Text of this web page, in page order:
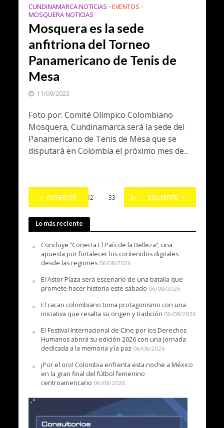
CUNDINAMARCA NOTICIAS • EVENTOS •
MOSQUERA NOTICIAS
Mosquera es la sede
anfitriona del Torneo
Panamericano de Tenis de
Mesa
11/09/2023
Foto por: Comité Olímpico Colombiano
Mosquera, Cundinamarca será la sede del
Panamericano de Tenis de Mesa que se
disputará en Colombia el próximo mes de...
ANTERIOR
1 … 32 33 34 35 36
SIGUIENTE
Lo más reciente
Concluye “Conecta El País de la Belleza”, una
apuesta por fortalecer los contenidos digitales
desde las regiones 06/08/2026
El Astor Plaza será escenario de una batalla que
promete hacer historia este sábado 06/08/2026
El cacao colombiano toma protagonismo con una
iniciativa que resalta su origen y tradición 06/08/2026
El Festival Internacional de Cine por los Derechos
Humanos abrirá su edición 2026 con una jornada
dedicada a la memoria y la paz 06/08/2026
¡Por el oro! Colombia enfrenta esta noche a México
en la gran final del fútbol femenino
centroamericano 06/08/2026